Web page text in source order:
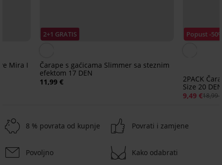
Mira I
2+1 GRATIS
Čarape s gaćicama Slimmer sa steznim
efektom 17 DEN
11,99 €
Popust -
2PACK
Size 20 DEN
9,49 €18,99
8 % povrata od kupnje Povrati i zamjene
Povoljno Kako odabrati